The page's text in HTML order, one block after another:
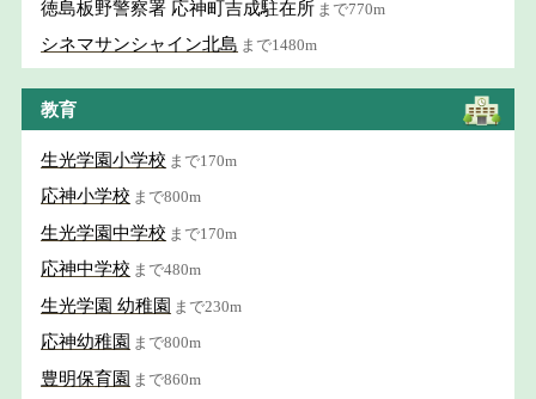
徳島板野警察署 応神町吉成駐在所 まで770m
シネマサンシャイン北島 まで1480m
教育
生光学園小学校 まで170m
応神小学校 まで800m
生光学園中学校 まで170m
応神中学校 まで480m
生光学園 幼稚園 まで230m
応神幼稚園 まで800m
豊明保育園 まで860m